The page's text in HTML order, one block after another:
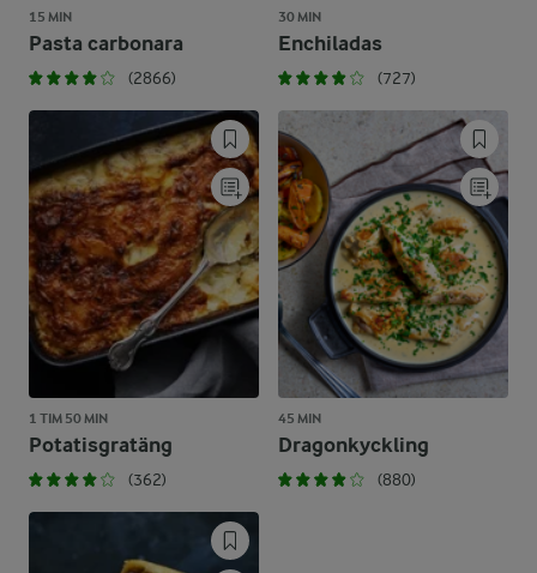
15 MIN
Pasta carbonara
(2866)
30 MIN
Enchiladas
(727)
1 TIM 50 MIN
Potatisgratäng
(362)
45 MIN
Dragonkyckling
(880)